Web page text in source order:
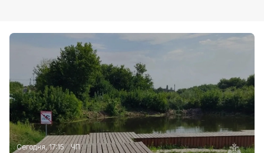
Сегодня, 17:15
ЧП